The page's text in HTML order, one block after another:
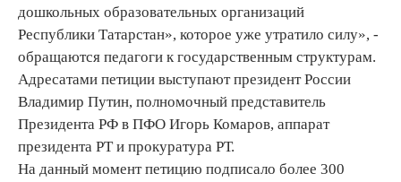
дошкольных образовательных организаций
Республики Татарстан», которое уже утратило силу», -
обращаются педагоги к государственным структурам.
Адресатами петиции выступают президент России
Владимир Путин, полномочный представитель
Президента РФ в ПФО Игорь Комаров, аппарат
президента РТ и прокуратура РТ.
На данный момент петицию подписало более 300